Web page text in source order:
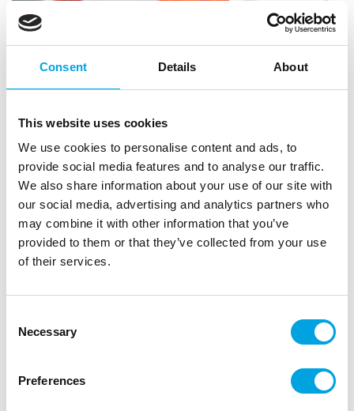
Consent Details About
This website uses cookies
We use cookies to personalise content and ads, to
provide social media features and to analyse our traffic.
We also share information about your use of our site with
our social media, advertising and analytics partners who
may combine it with other information that you’ve
provided to them or that they’ve collected from your use
of their services.
Selection
Necessary
Preferences
Minikokoiset kummitus-ämpärit 4kpl
Tuotetunnus (SKU): C66374 | EAN: 4032037818552 |
Halloween-teemaan sopivat kummitus-ämpärit.